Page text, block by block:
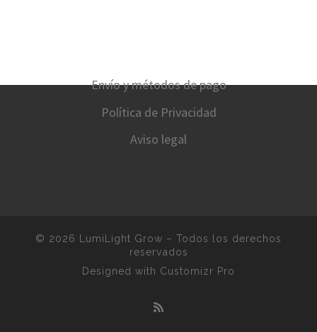
Envío y métodos de pago
Política de Privacidad
Aviso legal
© 2026 LumiLight Grow – Todos los derechos
reservados
Designed with Customizr Pro